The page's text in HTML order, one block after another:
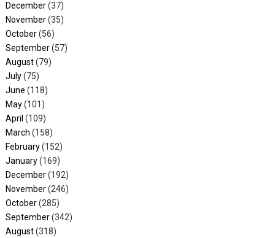
December(37)
November(35)
October(56)
September(57)
August(79)
July(75)
June (118)
May(101)
April (109)
March (158)
February(152)
January(169)
December(192)
November(246)
October(285)
September(342)
August(318)